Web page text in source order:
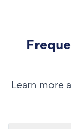
Learn more